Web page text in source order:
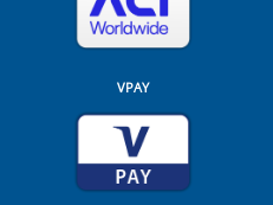
VPAY